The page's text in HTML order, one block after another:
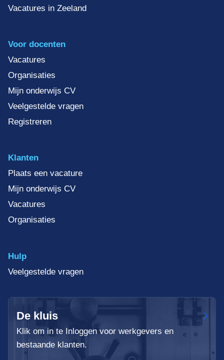
Vacatures in Zeeland
Voor docenten
Vacatures
Organisaties
Mijn onderwijs CV
Veelgestelde vragen
Registreren
Klanten
Plaats een vacature
Mijn onderwijs CV
Vacatures
Organisaties
Hulp
Veelgestelde vragen
De kluis
Klik om in te Inloggen voor werkgevers en
bestaande klanten.